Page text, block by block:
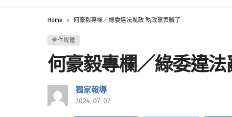
Home 何豪毅專欄／綠委違法亂政 執政黨丟臉了
合作媒體
何豪毅專欄／綠委違
獨家報導
2024-07-07